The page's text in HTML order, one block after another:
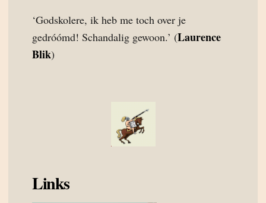
‘Godskolere, ik heb me toch over je
gedróómd! Schandalig gewoon.’ (Laurence
Blik)
Links